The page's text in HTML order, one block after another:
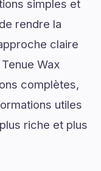
simples et
rendre la
claire
Wax
complètes,
utiles
riche et plus